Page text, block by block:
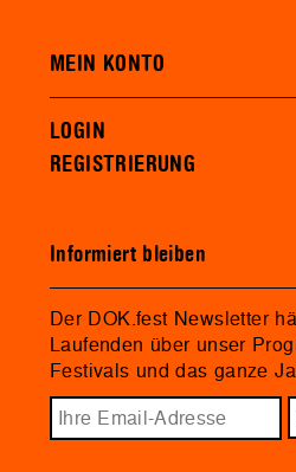
MEIN KONTO
LOGIN
REGISTRIERUNG
Informiert bleiben
Der DOK.fest Newsletter
Laufenden über unser
Festivals und das ganze